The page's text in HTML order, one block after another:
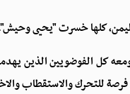
كلها خسرت "يحيى
كل الفوضويين الذين
للتحرك والاستقطاب